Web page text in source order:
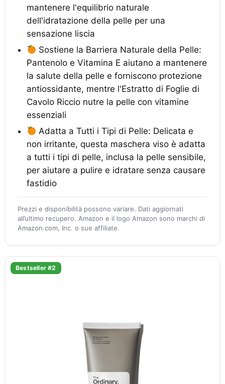
mantenere l'equilibrio naturale
dell'idratazione della pelle per una
sensazione liscia
Sostiene la Barriera Naturale della Pelle:
Pantenolo e Vitamina E aiutano a mantenere
la salute della pelle e forniscono protezione
antiossidante, mentre l'Estratto di Foglie di
Cavolo Riccio nutre la pelle con vitamine
essenziali
Adatta a Tutti i Tipi di Pelle: Delicata e
non irritante, questa maschera viso è adatta
a tutti i tipi di pelle, inclusa la pelle sensibile,
per aiutare a pulire e idratare senza causare
fastidio
Prezzi e disponibilità possono variare. Dati aggiornati
all’ultimo recupero. Amazon e il logo Amazon sono marchi di
Amazon.com, Inc. o sue affiliate.
Bestseller #2